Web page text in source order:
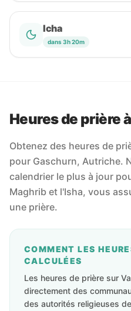
Icha
dans 3h 20m
Heures de prière
Obtenez des heures de
pour Gaschurn, Autriche.
calendrier le plus à jour
Maghrib et l'Isha, vous
une prière.
COMMENT LES
CALCULÉES
Les heures de prière sur
directement des
des autorités religieuses